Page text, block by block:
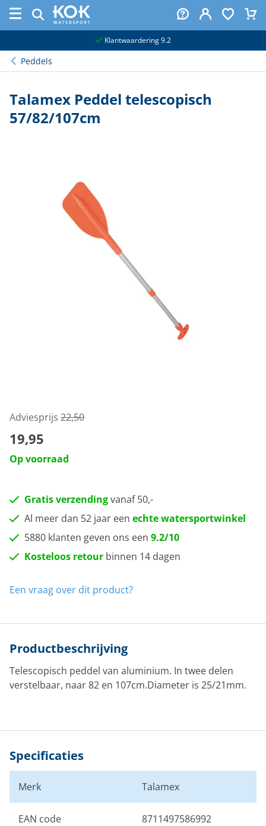
Klantwaardering 9.2
Peddels
Talamex Peddel telescopisch
57/82/107cm
Adviesprijs 22,50
19,95
Op voorraad
Gratis verzendingvanaf 50,-
Al meer dan 52 jaar een echte watersportwinkel
5880 klanten geven ons een 9.2/10
Kosteloos retour binnen 14 dagen
Een vraag over dit product?
Productbeschrijving
Telescopisch peddel van aluminium. In twee delen
verstelbaar, naar 82 en 107cm.Diameter is 25/21mm.
Specificaties
Merk Talamex
EAN code 8711497586992